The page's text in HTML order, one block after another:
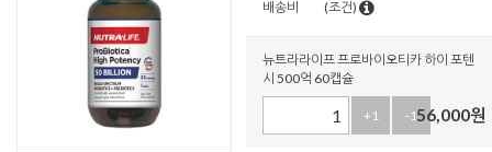
배송비
(조건)
뉴트라라이프 프로바이오티카 하이 포텐
시 500억 60캡슐
+1 -156,000원